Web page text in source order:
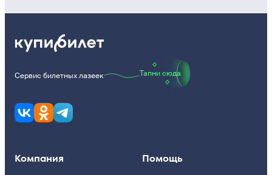
Сервис билетных лазеек Тапни сюда
Компания Помощь